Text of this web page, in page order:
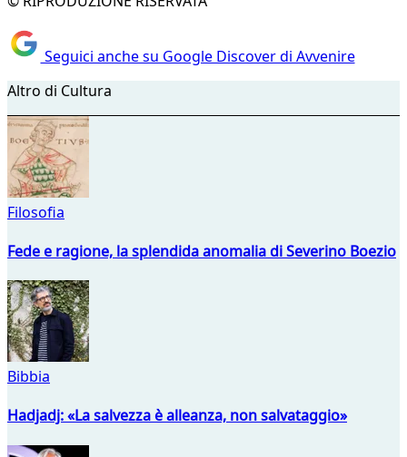
Seguici anche su Google Discover di Avvenire
Altro di Cultura
Filosofia
Fede e ragione, la splendida anomalia di Severino Boezio
Bibbia
Hadjadj: «La salvezza è alleanza, non salvataggio»